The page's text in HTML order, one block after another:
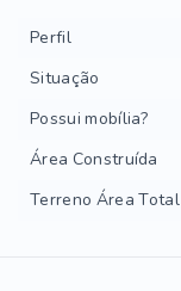
Perfil
Situação
Possui mobília?
Área Construída
Terreno Área Total